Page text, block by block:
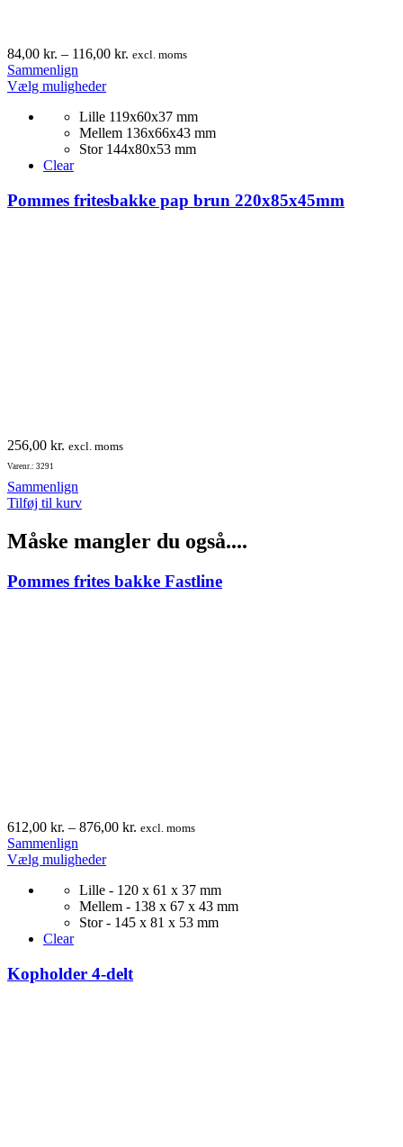
84,00 kr. – 116,00 kr. Prisinterval:
excl. moms
Sammenlign
Vælg mulighederDette
har
flere
varianter.
vælges
Lille 119x60x37 mm
Mellem 136x66x43 mm
Stor 144x80x53 mm
Clear
Pommes fritesbakke pap brun 220x85x45mm
256,00 kr. excl. moms
Varenr.: 3291
Sammenlign
Tilføj til kurv
Måske mangler du også....
Pommes frites bakke Fastline
612,00 kr. – 876,00 kr. Prisinterval:
excl. moms
Sammenlign
Vælg mulighederDette
har
flere
varianter.
vælges
Lille - 120 x 61 x 37 mm
Mellem - 138 x 67 x 43 mm
Stor - 145 x 81 x 53 mm
Clear
Kopholder 4-delt